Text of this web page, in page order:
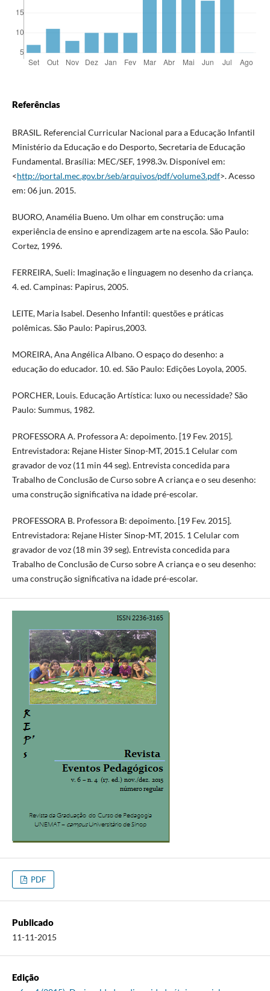
Referências
BRASIL. Referencial Curricular Nacional para a Educação Infantil
Ministério da Educação e do Desporto, Secretaria de Educação
Fundamental. Brasília: MEC/SEF, 1998.3v. Disponível em:
<http://portal.mec.gov.br/seb/arquivos/pdf/volume3.pdf>. Acesso
em: 06 jun. 2015.
BUORO, Anamélia Bueno. Um olhar em construção: uma
experiência de ensino e aprendizagem arte na escola. São Paulo:
Cortez, 1996.
FERREIRA, Sueli: Imaginação e linguagem no desenho da criança.
4. ed. Campinas: Papirus, 2005.
LEITE, Maria Isabel. Desenho Infantil: questões e práticas
polêmicas. São Paulo: Papirus,2003.
MOREIRA, Ana Angélica Albano. O espaço do desenho: a
educação do educador. 10. ed. São Paulo: Edições Loyola, 2005.
PORCHER, Louis. Educação Artística: luxo ou necessidade? São
Paulo: Summus, 1982.
PROFESSORA A. Professora A: depoimento. [19 Fev. 2015].
Entrevistadora: Rejane Hister Sinop-MT, 2015.1 Celular com
gravador de voz (11 min 44 seg). Entrevista concedida para
Trabalho de Conclusão de Curso sobre A criança e o seu desenho:
uma construção significativa na idade pré-escolar.
PROFESSORA B. Professora B: depoimento. [19 Fev. 2015].
Entrevistadora: Rejane Hister Sinop-MT, 2015. 1 Celular com
gravador de voz (18 min 39 seg). Entrevista concedida para
Trabalho de Conclusão de Curso sobre A criança e o seu desenho:
uma construção significativa na idade pré-escolar.
PDF
Publicado
11-11-2015
Edição